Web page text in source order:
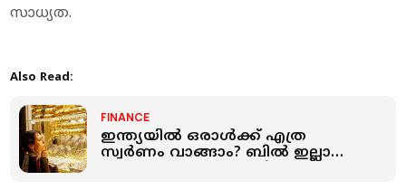
സാധ്യത.
Also Read:
FINANCE
ഇന്ത്യയില്‍ ഒരാള്‍ക്ക് എത്ര
സ്വര്‍ണം വാങ്ങാം? ബില്‍ ഇല്ലാതെ